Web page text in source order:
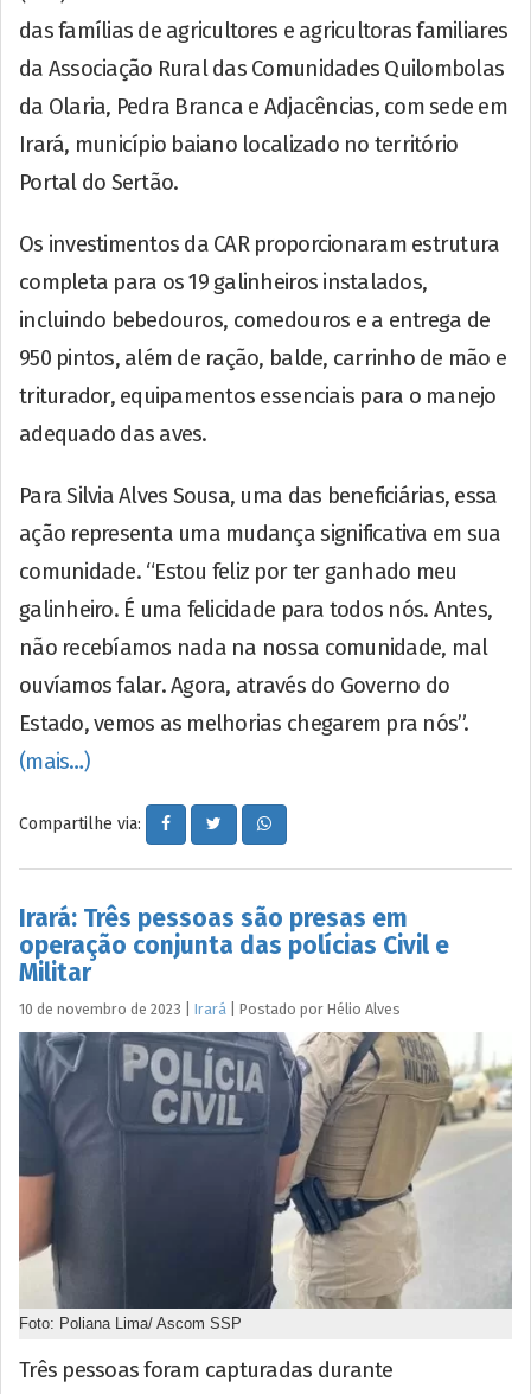
das famílias de agricultores e agricultoras familiares
da Associação Rural das Comunidades Quilombolas
da Olaria, Pedra Branca e Adjacências, com sede em
Irará, município baiano localizado no território
Portal do Sertão.
Os investimentos da CAR proporcionaram estrutura
completa para os 19 galinheiros instalados,
incluindo bebedouros, comedouros e a entrega de
950 pintos, além de ração, balde, carrinho de mão e
triturador, equipamentos essenciais para o manejo
adequado das aves.
Para Silvia Alves Sousa, uma das beneficiárias, essa
ação representa uma mudança significativa em sua
comunidade. “Estou feliz por ter ganhado meu
galinheiro. É uma felicidade para todos nós. Antes,
não recebíamos nada na nossa comunidade, mal
ouvíamos falar. Agora, através do Governo do
Estado, vemos as melhorias chegarem pra nós”.
(mais…)
Compartilhe via:
Irará: Três pessoas são presas em
operação conjunta das polícias Civil e
Militar
10 de novembro de 2023 Irará Postado por Hélio Alves
Foto: Poliana Lima/ Ascom SSP
Três pessoas foram capturadas durante